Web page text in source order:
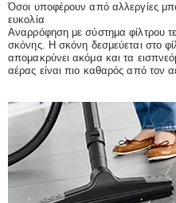
Όσοι υποφέρουν από αλλεργίες
ευκολία
Αναρρόφηση με σύστημα φίλτρου
σκόνης. Η σκόνη δεσμεύεται στο
απομακρύνει ακόμα και τα
αέρας είναι πιο καθαρός από τον